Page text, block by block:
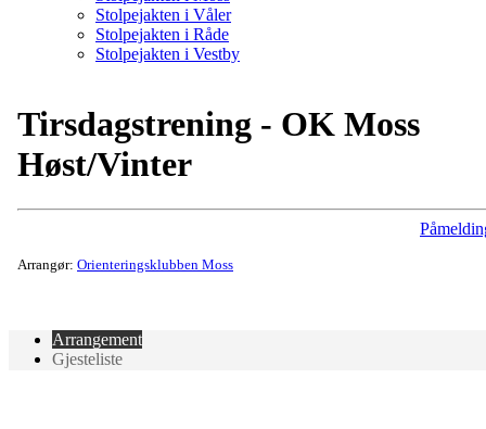
Stolpejakten i Våler
Stolpejakten i Råde
Stolpejakten i Vestby
Tirsdagstrening - OK Moss
Høst/Vinter
Arrangør: Orienteringsklubben Moss
Arrangement
Gjesteliste